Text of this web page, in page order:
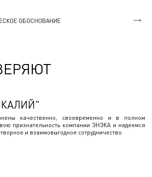
ОБОСНОВАНИЕ
качественно, своевременно и в полном
признательность компании ЭНЭКА и надеемся
и взаимовыгодное сотрудничество.